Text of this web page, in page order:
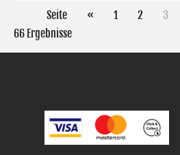
Seite « 1 2 3
66 Ergebnisse